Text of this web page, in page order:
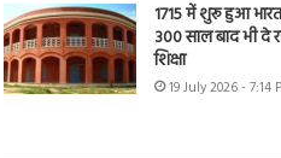
1715 में शुरू हुआ
300 साल बाद भी दे
शिक्षा
19 July 2026 - 7:14